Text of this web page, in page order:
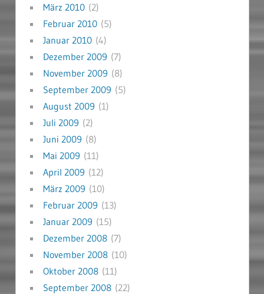
März 2010(2)
Februar 2010(5)
Januar 2010(4)
Dezember 2009 (7)
November 2009 (8)
September 2009 (5)
August 2009 (1)
Juli 2009 (2)
Juni 2009 (8)
Mai 2009 (11)
April 2009 (12)
März 2009 (10)
Februar 2009 (13)
Januar 2009 (15)
Dezember 2008(7)
November 2008(10)
Oktober 2008(11)
September 2008(22)